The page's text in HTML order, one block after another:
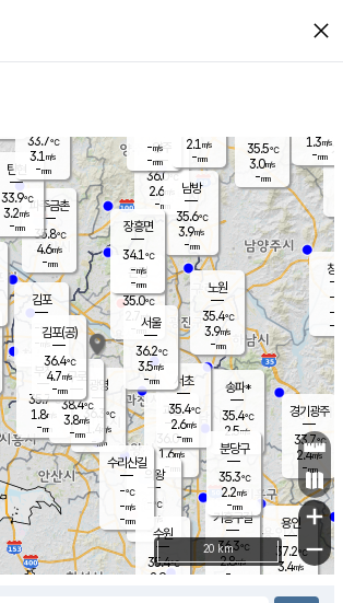
close
양주
36.0℃
2.6
-mm
과천
36.0℃
1.6m/s
- mm
용인
37.2℃
3.4m/s
경기광주
33.7℃
2.4m/s
-mm
파주금촌
35.8℃
4.6m/s
-mm
35.5℃
3.0m/s
-mm
창
-
-m/
-
탄현
33.9℃
3.2m/s
-mm
1.3m/s
-mm
의왕
- ℃
m/s
mm
김포
- ℃
-m/s
mm
광명
36.3 ℃
1.4 m/s
-mm
부천
35.7℃
1.8m/s
-mm
구로
38.4℃
3.8m/s
-mm
은평
35.0℃
2.7 m/s
- mm
노원
35.4℃
3.9m/s
-mm
송파*
35.4℃
2.5m/s
-mm
서초
35.4℃
2.6m/s
-mm
남방
35.6℃
3.9m/s
-mm
기흥구갈
36.3℃
2.8m/s
-
수리산길
-℃
-m/s
-mm
분당구
35.3℃
2.2m/s
-mm
장흥면
34.1℃
-m/s
-mm
-m/s
-mm
김포(공)
36.4℃
4.7m/s
-mm
수원
35.4℃
2.9m/s
서울
36.2℃
3.5m/s
-mm
33.7℃
3.1 m/s
-mm
2.1 m/s
-mm
+
−
20 km